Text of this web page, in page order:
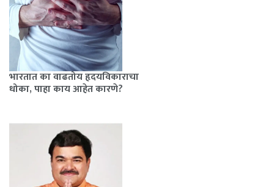
भारतात का वाढतोय हृदयविकाराचा
धोका, पाहा काय आहेत कारणे?